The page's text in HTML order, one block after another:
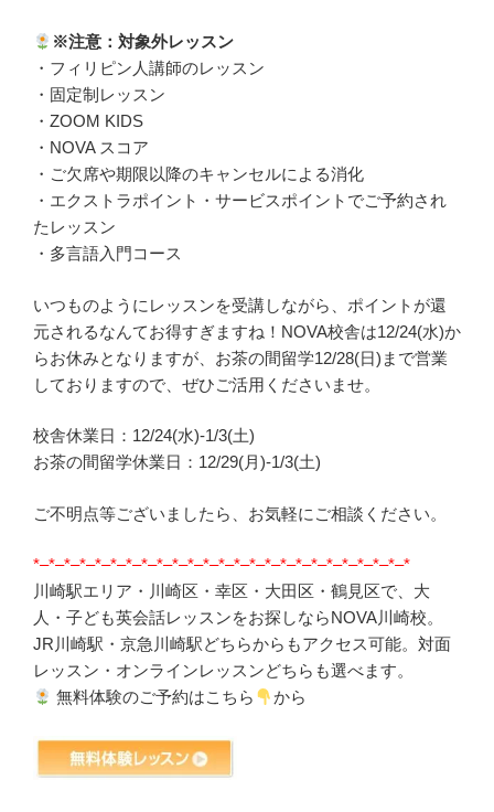
※注意：対象外レッスン
・フィリピン人講師のレッスン
・固定制レッスン
・ZOOM KIDS
・NOVA スコア
・ご欠席や期限以降のキャンセルによる消化
・エクストラポイント・サービスポイントでご予約され
たレッスン
・多言語入門コース
いつものようにレッスンを受講しながら、ポイントが還
元されるなんてお得すぎますね！NOVA校舎は12/24(水)か
らお休みとなりますが、お茶の間留学12/28(日)まで営業
しておりますので、ぜひご活用くださいませ。
校舎休業日：12/24(水)-1/3(土)
お茶の間留学休業日：12/29(月)-1/3(土)
ご不明点等ございましたら、お気軽にご相談ください。
*–*–*–*–*–*–*–*–*–*–*–*–*–*–*–*–*–*–*–*–*–*–*–*–*
川崎駅エリア・川崎区・幸区・大田区・鶴見区で、大
人・子ども英会話レッスンをお探しならNOVA川崎校。
JR川崎駅・京急川崎駅どちらからもアクセス可能。対面
レッスン・オンラインレッスンどちらも選べます。
無料体験のご予約はこちら
から